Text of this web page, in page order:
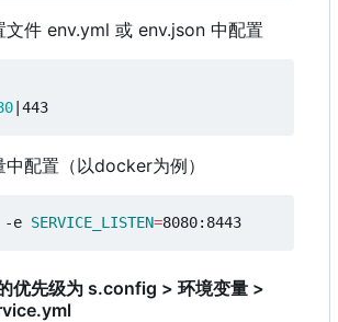
文件 env.yml 或 env.json 中配置
|443
中配置 （以docker为例）
-e SERVICE_LISTEN=
优先级为 s.config > 环境变量 >